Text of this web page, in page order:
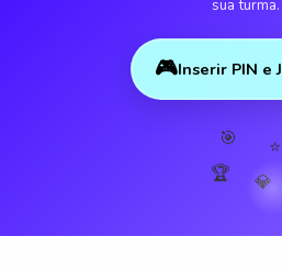
sua turma.
🎮Inserir PIN e
🎯
⭐
🏆
💎